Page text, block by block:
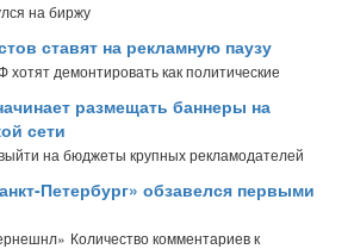
на биржу
ставят на рекламную паузу
демонтировать как политические
размещать баннеры на
сети
на бюджеты крупных рекламодателей
Петербург» обзавелся первыми
Количество комментариев к